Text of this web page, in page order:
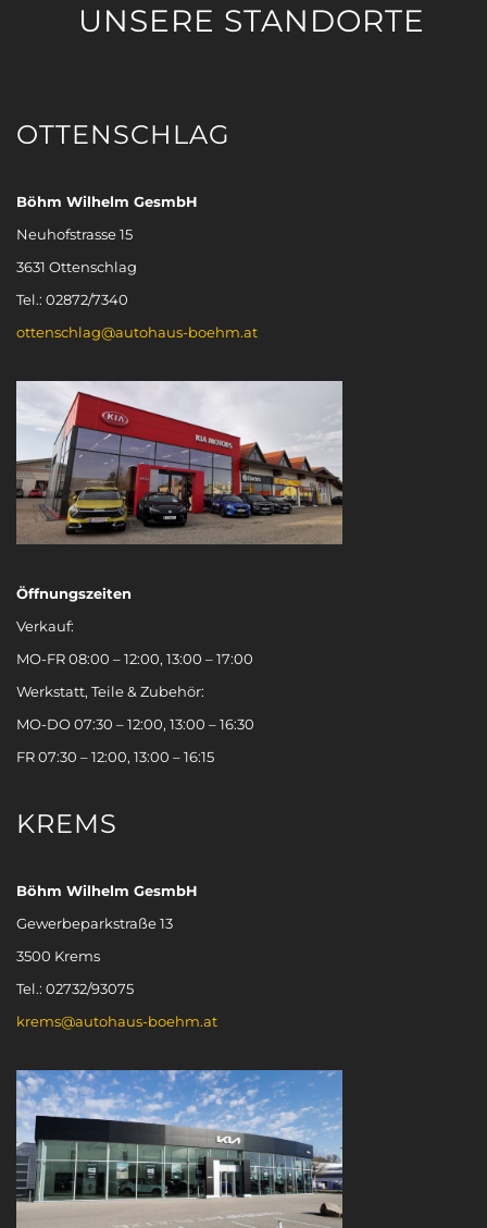
UNSERE STANDORTE
OTTENSCHLAG
Böhm Wilhelm GesmbH
Neuhofstrasse 15
3631 Ottenschlag
Tel.: 02872/7340
ottenschlag@autohaus-boehm.at
Öffnungszeiten
Verkauf:
MO-FR 08:00 – 12:00, 13:00 – 17:00
Werkstatt, Teile & Zubehör:
MO-DO 07:30 – 12:00, 13:00 – 16:30
FR 07:30 – 12:00, 13:00 – 16:15
KREMS
Böhm Wilhelm GesmbH
Gewerbeparkstraße 13
3500 Krems
Tel.: 02732/93075
krems@autohaus-boehm.at